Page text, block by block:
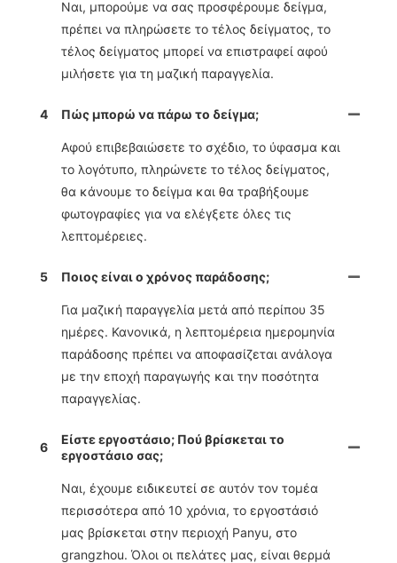
Ναι, μπορούμε να σας προσφέρουμε δείγμα,
πρέπει να πληρώσετε το τέλος δείγματος, το
τέλος δείγματος μπορεί να επιστραφεί αφού
μιλήσετε για τη μαζική παραγγελία.
4 Πώς μπορώ να πάρω το δείγμα;
Αφού επιβεβαιώσετε το σχέδιο, το ύφασμα και
το λογότυπο, πληρώνετε το τέλος δείγματος,
θα κάνουμε το δείγμα και θα τραβήξουμε
φωτογραφίες για να ελέγξετε όλες τις
λεπτομέρειες.
5 Ποιος είναι ο χρόνος παράδοσης;
Για μαζική παραγγελία μετά από περίπου 35
ημέρες. Κανονικά, η λεπτομέρεια ημερομηνία
παράδοσης πρέπει να αποφασίζεται ανάλογα
με την εποχή παραγωγής και την ποσότητα
παραγγελίας.
6
Είστε εργοστάσιο; Πού βρίσκεται το
εργοστάσιο σας;
Ναι, έχουμε ειδικευτεί σε αυτόν τον τομέα
περισσότερα από 10 χρόνια, το εργοστάσιό
μας βρίσκεται στην περιοχή Panyu, στο
grangzhou. Όλοι οι πελάτες μας, είναι θερμά